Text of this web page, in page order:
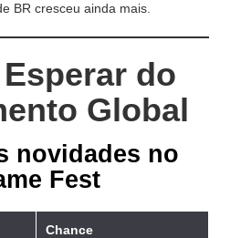
BR cresceu ainda mais.
do
Global
novidades no
Fest
Chance